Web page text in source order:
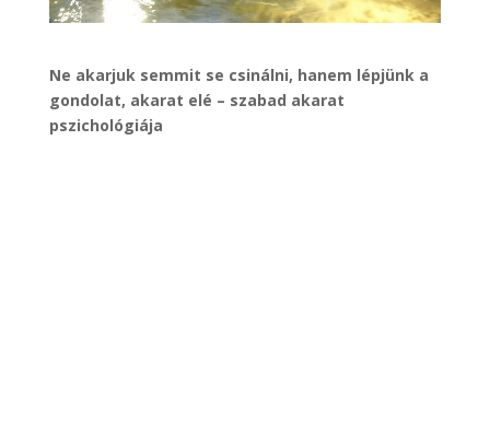
Ne akarjuk semmit se csinálni, hanem lépjünk a
gondolat, akarat elé – szabad akarat
pszichológiája